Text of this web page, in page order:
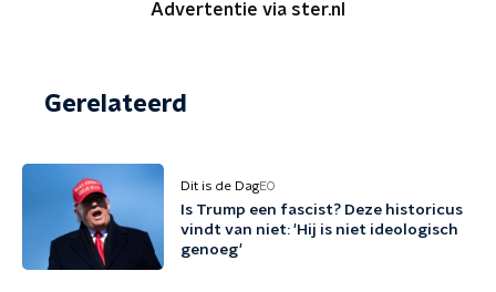
Advertentie via ster.nl
Gerelateerd
Dit is de DagEO
Is Trump een fascist? Deze historicus
vindt van niet: 'Hij is niet ideologisch
genoeg'